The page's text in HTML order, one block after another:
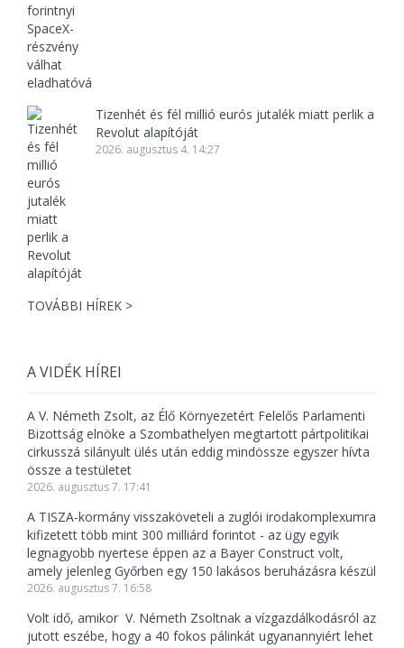
Tizenhét és fél millió eurós jutalék miatt perlik a
Revolut alapítóját
2026. augusztus 4. 14:27
TOVÁBBI HÍREK >
A VIDÉK HÍREI
A V. Németh Zsolt, az Élő Környezetért Felelős Parlamenti
Bizottság elnöke a Szombathelyen megtartott pártpolitikai
cirkusszá silányult ülés után eddig mindössze egyszer hívta
össze a testületet
2026. augusztus 7. 17:41
A TISZA-kormány visszaköveteli a zuglói irodakomplexumra
kifizetett több mint 300 milliárd forintot - az ügy egyik
legnagyobb nyertese éppen az a Bayer Construct volt,
amely jelenleg Győrben egy 150 lakásos beruházásra készül
2026. augusztus 7. 16:58
Volt idő, amikor V. Németh Zsoltnak a vízgazdálkodásról az
jutott eszébe, hogy a 40 fokos pálinkát ugyanannyiért lehet